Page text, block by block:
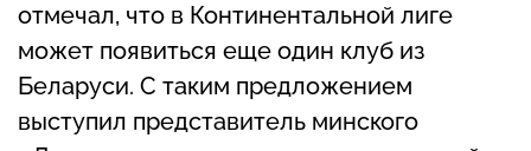
отмечал, что в Континентальной лиге
может появиться еще один клуб из
Беларуси. С таким предложением
выступил представитель минского